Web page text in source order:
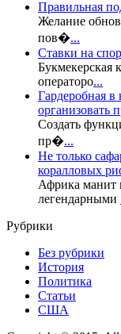
Правильная
Желание
пов�...
Ставки на
Букмекерская
операторо...
Гардеробная
организовать
Создать
пр�...
Не только
коралловых
Африка манит
легендарными
Рубрики
Без рубрики
История
Политика
Статьи
США